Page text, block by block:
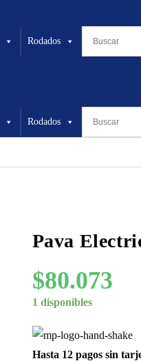
Rodados
Rodados
Pava
$80.073
1 disponibles
Hasta 12 pagos sin